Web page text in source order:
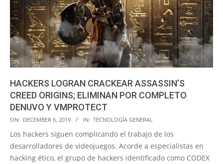
HACKERS LOGRAN CRACKEAR ASSASSIN’S
CREED ORIGINS; ELIMINAN POR COMPLETO
DENUVO Y VMPROTECT
2019-
12-
06
ON: DECEMBER 6, 2019 IN: TECNOLOGÍA GENERAL
Los hackers siguen complicando el trabajo de los
desarrolladores de videojuegos. Acorde a especialistas en
hacking ético, el grupo de hackers identificado como CODEX